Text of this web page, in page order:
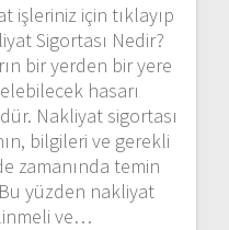
işleriniz için tıklayıp
Sigortası Nedir?
bir yerden bir yere
hasarı
Nakliyat sigortası
bilgileri ve gerekli
zamanında temin
yüzden nakliyat
ve…